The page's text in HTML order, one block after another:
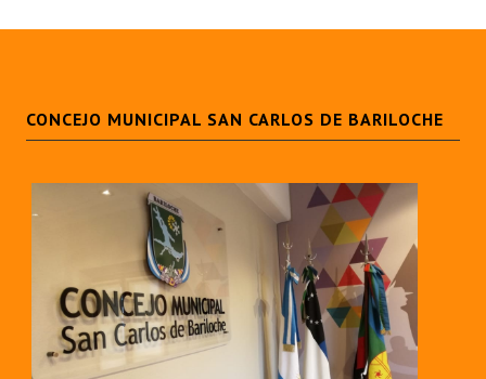
CONCEJO MUNICIPAL SAN CARLOS DE BARILOCHE